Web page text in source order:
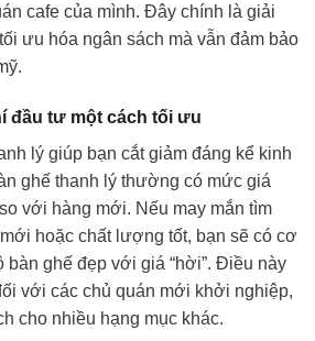
cafe của mình. Đây chính là giải
ưu hóa ngân sách mà vẫn đảm bảo
đầu tư một cách tối ưu
lý giúp bạn cắt giảm đáng kể kinh
ghế thanh lý thường có mức giá
với hàng mới. Nếu may mắn tìm
hoặc chất lượng tốt, bạn sẽ có cơ
ghế đẹp với giá “hời”. Điều này
với các chủ quán mới khởi nghiệp,
cho nhiều hạng mục khác.